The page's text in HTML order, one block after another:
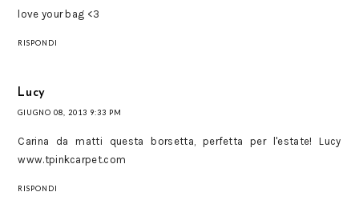
love your bag <3
RISPONDI
Lucy
GIUGNO 08, 2013 9:33 PM
Carina da matti questa borsetta, perfetta per l'estate! Lucy
www.tpinkcarpet.com
RISPONDI